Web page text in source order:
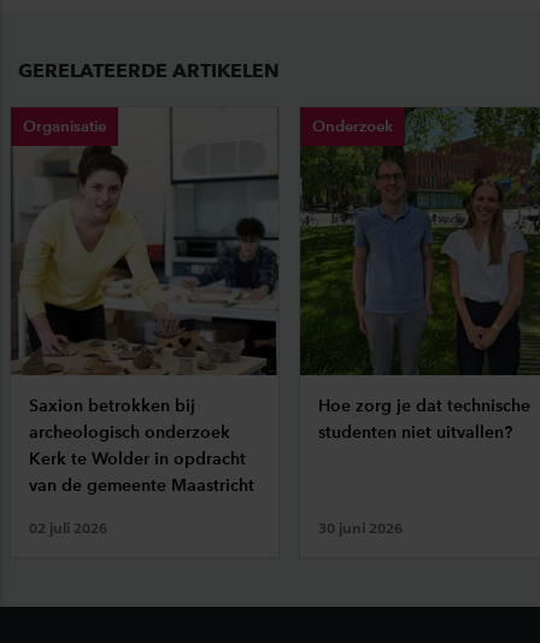
GERELATEERDE ARTIKELEN
Organisatie
Saxion betrokken bij
archeologisch onderzoek
Kerk te Wolder in opdracht
van de gemeente Maastricht
02 juli 2026
Onderzoek
Hoe zorg je dat technische
studenten niet uitvallen?
30 juni 2026